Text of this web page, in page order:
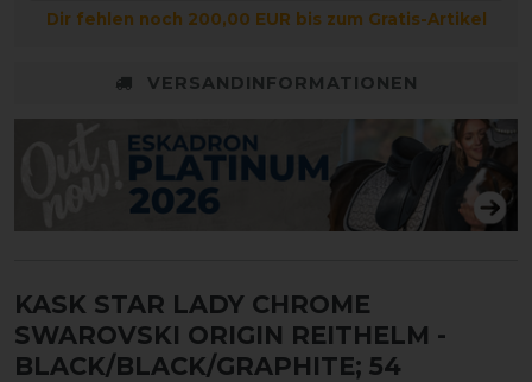
Dir fehlen noch 200,00 EUR bis zum Gratis-Artikel
VERSANDINFORMATIONEN
KASK STAR LADY CHROME
SWAROVSKI ORIGIN REITHELM -
BLACK/BLACK/GRAPHITE; 54